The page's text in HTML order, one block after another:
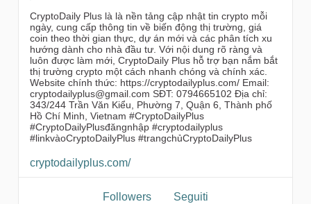
Segnala un problema
CryptoDaily Plus là là nền tảng cập nhật tin crypto mỗi
ngày, cung cấp thông tin về biến động thị trường, giá
coin theo thời gian thực, dự án mới và các phân tích xu
hướng dành cho nhà đầu tư. Với nội dung rõ ràng và
luôn được làm mới, CryptoDaily Plus hỗ trợ bạn nắm bắt
thị trường crypto một cách nhanh chóng và chính xác.
Website chính thức: https://cryptodailyplus.com/ Email:
cryptodailyplus@gmail.com SĐT: 0794665102 Địa chỉ:
343/244 Trần Văn Kiểu, Phường 7, Quận 6, Thành phố
Hồ Chí Minh, Vietnam #CryptoDailyPlus
#CryptoDailyPlusđăngnhập #cryptodailyplus
#linkvàoCryptoDailyPlus #trangchủCryptoDailyPlus
cryptodailyplus.com/
Followers Seguiti